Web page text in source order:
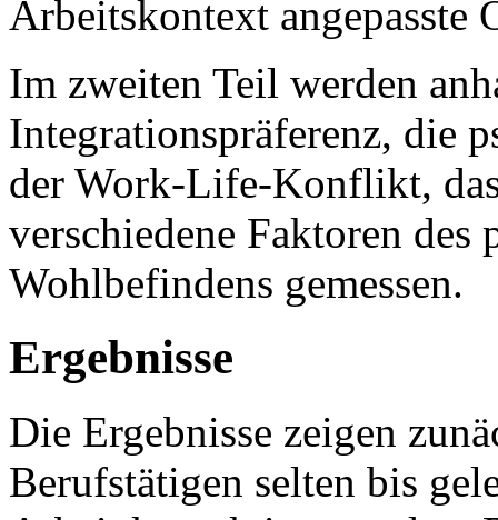
Arbeitskontext angepasste
Im zweiten Teil werden
Integrationspräferenz, die
der Work-Life-Konflikt,
verschiedene Faktoren
Wohlbefindens gemessen.
Ergebnisse
Die Ergebnisse zeigen
Berufstätigen selten bis